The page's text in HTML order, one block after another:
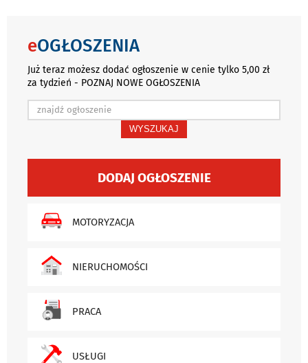
eOGŁOSZENIA
Już teraz możesz dodać ogłoszenie w cenie tylko 5,00 zł
za tydzień - POZNAJ NOWE OGŁOSZENIA
WYSZUKAJ
DODAJ OGŁOSZENIE
MOTORYZACJA
NIERUCHOMOŚCI
PRACA
USŁUGI